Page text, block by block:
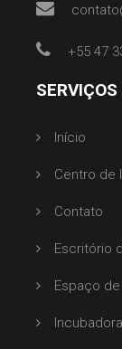
+55 47
SERVIÇOS
Início
Centro de
Contato
Escritório
Espaço
Incubadora